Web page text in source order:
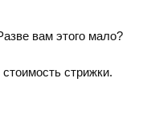
вам этого мало?
стрижки.